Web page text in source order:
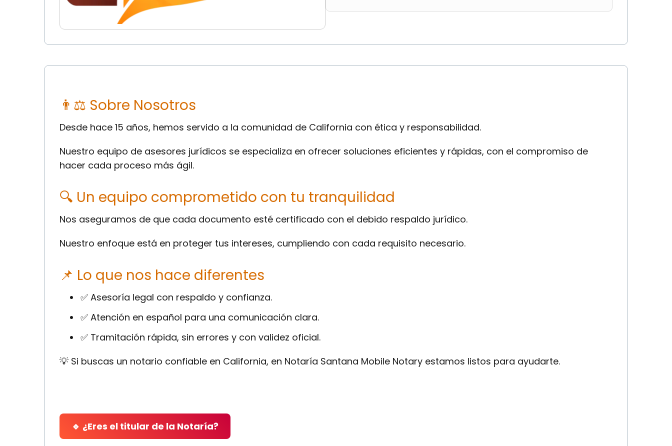
👨⚖ Sobre Nosotros
Desde hace 15 años, hemos servido a la comunidad de California con ética y responsabilidad.
Nuestro equipo de asesores jurídicos se especializa en ofrecer soluciones eficientes y rápidas, con el compromiso de
hacer cada proceso más ágil.
🔍 Un equipo comprometido con tu tranquilidad
Nos aseguramos de que cada documento esté certificado con el debido respaldo jurídico.
Nuestro enfoque está en proteger tus intereses, cumpliendo con cada requisito necesario.
📌 Lo que nos hace diferentes
✅ Asesoría legal con respaldo y confianza.
✅ Atención en español para una comunicación clara.
✅ Tramitación rápida, sin errores y con validez oficial.
💡 Si buscas un notario confiable en California, en Notaría Santana Mobile Notary estamos listos para ayudarte.
🔹 ¿Eres el titular de la Notaría?